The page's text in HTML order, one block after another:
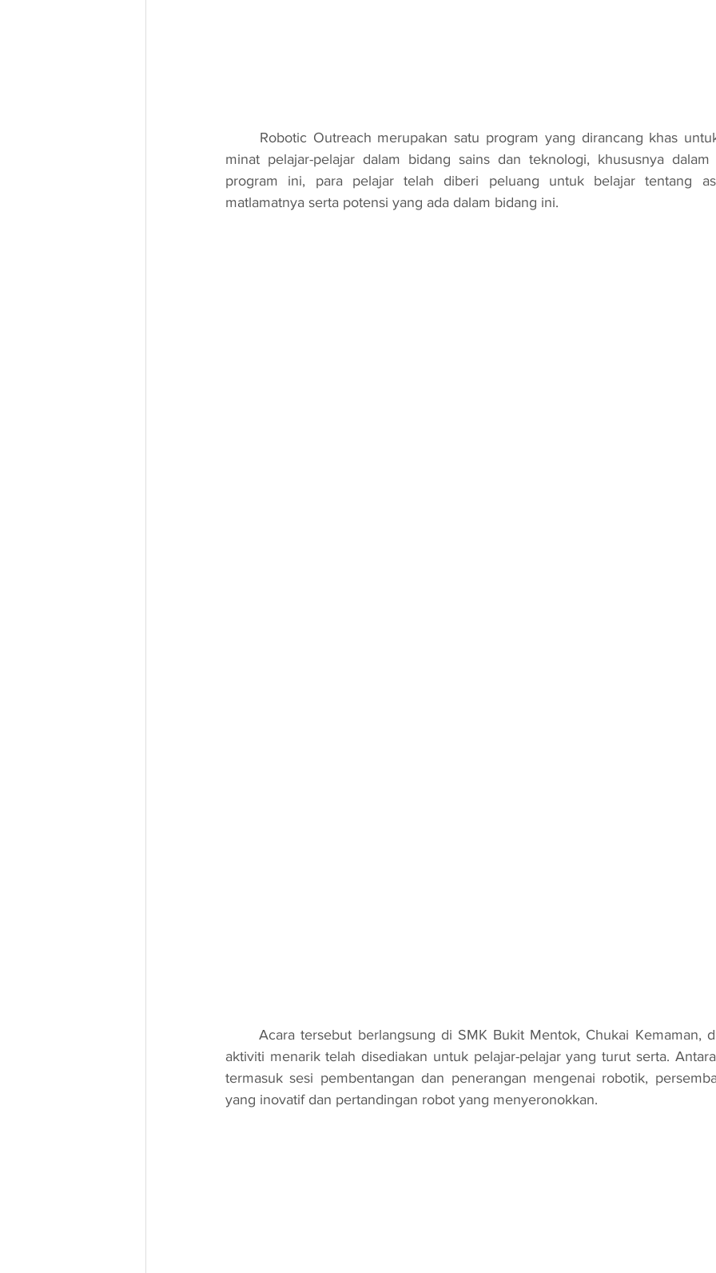
minat pelajar-pelajar dalam bidang sains dan teknologi, khususnya
program ini, para pelajar telah diberi peluang untuk belajar tentang
matlamatnya serta potensi yang ada dalam bidang ini.
	Acara tersebut berlangsung di SMK Bukit Mentok, Chukai Kemaman, di mana pelbagai
aktiviti menarik telah disediakan untuk pelajar-pelajar yang turut serta.
termasuk sesi pembentangan dan penerangan mengenai robotik,
yang inovatif dan pertandingan robot yang menyeronokkan.